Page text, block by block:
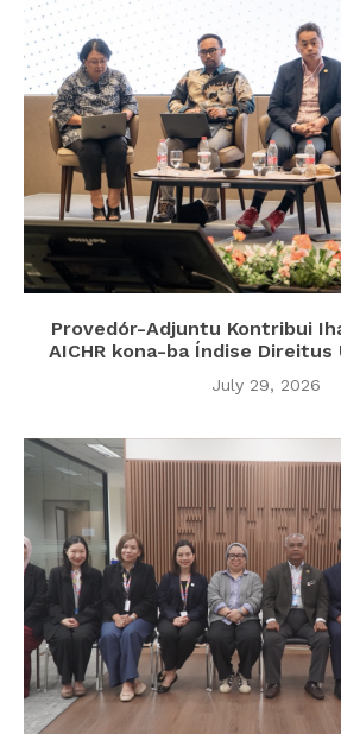
Provedór-Adjuntu Kontribui
AICHR kona-ba Índise Direitus
July 29, 2026